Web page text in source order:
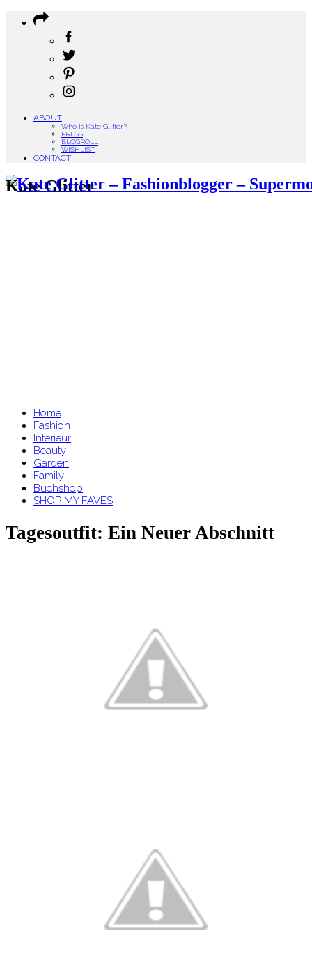
ABOUT
Who is Kate Glitter?
PRESS
BLOGROLL
WISHLIST
CONTACT
Kate Glitter
Home
Fashion
Interieur
Beauty
Garden
Family
Buchshop
SHOP MY FAVES
Tagesoutfit: Ein Neuer Abschnitt